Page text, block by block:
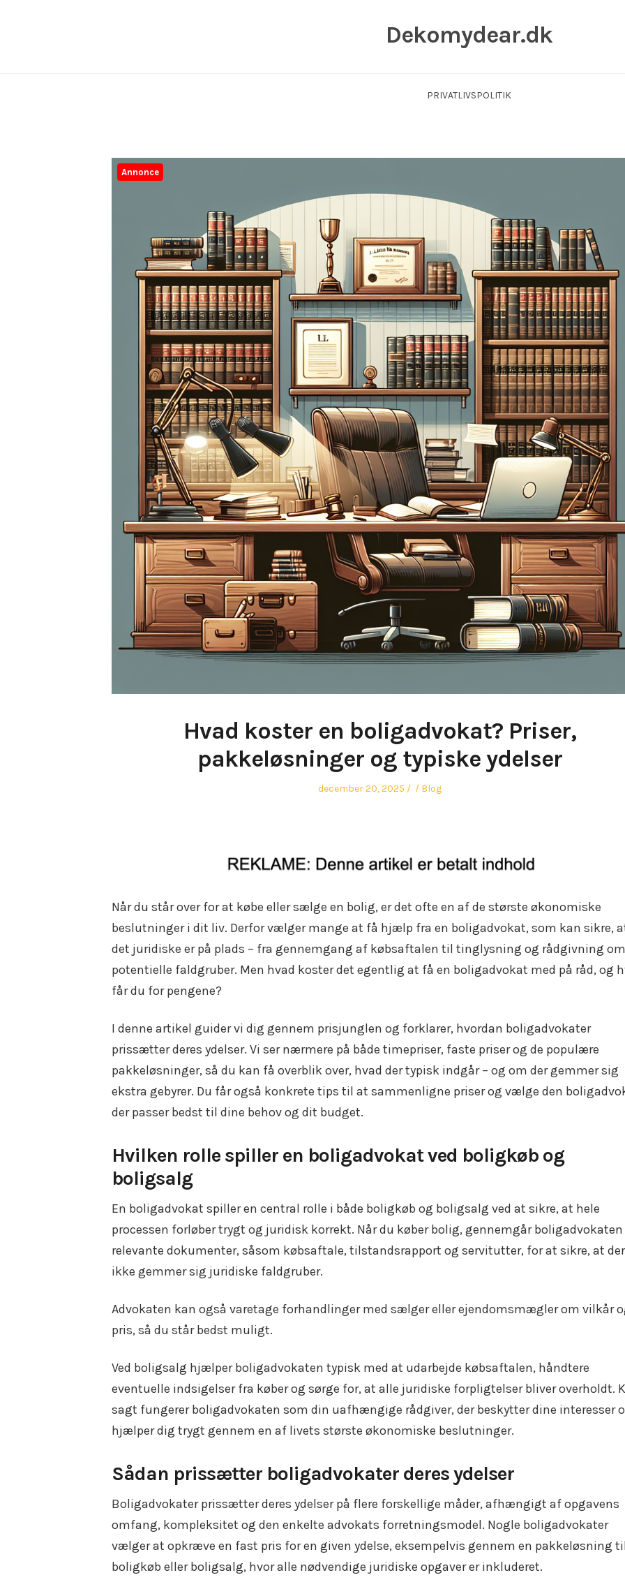
Dekomydear.dk
PRIVATLIVSPOLITIK
Annonce
Hvad koster en boligadvokat? Priser,
pakkeløsninger og typiske ydelser
Posted
december 20, 2025 Author
Posted
Blog
Når du står over for at købe eller sælge en bolig, er det ofte en af de største økonomiske
beslutninger i dit liv. Derfor vælger mange at få hjælp fra en boligadvokat, som kan sikre,
det juridiske er på plads – fra gennemgang af købsaftalen til tinglysning og rådgivning om
potentielle faldgruber. Men hvad koster det egentlig at få en boligadvokat med på råd, og
får du for pengene?
I denne artikel guider vi dig gennem prisjunglen og forklarer, hvordan boligadvokater
prissætter deres ydelser. Vi ser nærmere på både timepriser, faste priser og de populære
pakkeløsninger, så du kan få overblik over, hvad der typisk indgår – og om der gemmer sig
ekstra gebyrer. Du får også konkrete tips til at sammenligne priser og vælge den
der passer bedst til dine behov og dit budget.
Hvilken rolle spiller en boligadvokat ved boligkøb og
boligsalg
En boligadvokat spiller en central rolle i både boligkøb og boligsalg ved at sikre, at hele
processen forløber trygt og juridisk korrekt. Når du køber bolig, gennemgår
relevante dokumenter, såsom købsaftale, tilstandsrapport og servitutter, for at sikre, at der
ikke gemmer sig juridiske faldgruber.
Advokaten kan også varetage forhandlinger med sælger eller ejendomsmægler om vilkår
pris, så du står bedst muligt.
Ved boligsalg hjælper boligadvokaten typisk med at udarbejde købsaftalen, håndtere
eventuelle indsigelser fra køber og sørge for, at alle juridiske forpligtelser bliver overholdt.
sagt fungerer boligadvokaten som din uafhængige rådgiver, der beskytter dine interesser
hjælper dig trygt gennem en af livets største økonomiske beslutninger.
Sådan prissætter boligadvokater deres ydelser
Boligadvokater prissætter deres ydelser på flere forskellige måder, afhængigt af opgavens
omfang, kompleksitet og den enkelte advokats forretningsmodel. Nogle boligadvokater
vælger at opkræve en fast pris for en given ydelse, eksempelvis gennem en pakkeløsning
boligkøb eller boligsalg, hvor alle nødvendige juridiske opgaver er inkluderet.